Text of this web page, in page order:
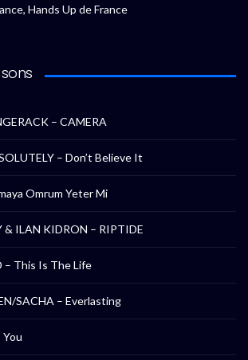
Hands Up de France
– CAMERA
– Don’t Believe It
Omrum Yeter Mi
& ILAN KIDRON – RIPTIDE
– This Is The Life
SACHA – Everlasting
You